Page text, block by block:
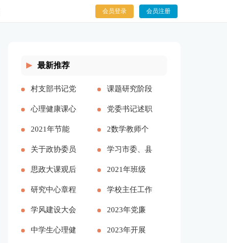
会员登录 会员注册
最新推荐
村支部书记党
建报告多篇
课题研究阶段
总结【精品多
篇】
心理健康课心
得多篇
党委书记述职
述廉报告多篇
2021年节能
工作计划和工
作思路
2数学教师个
人述职报告
2023参考多
篇
关于政协委员
履职情况的调
研报告
学习市委、县
委全会精神心
得体会——始
终不渝人民至
上立足岗位履
思政大课观后
感分享主题班
会总结
2021年班级
团支书述职报
告
研究中心章程 学校主任工作
总结多篇
学风建设大会
演讲稿【精品
2023年党廉
工作报告多篇
中学生心理健 2023年开展